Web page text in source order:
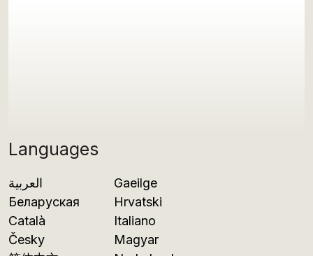
Languages
العربية
Беларуская
Català
Česky
Gaeilge
Hrvatski
Italiano
Magyar